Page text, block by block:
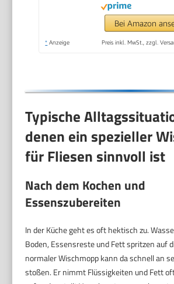
Bei Amazon
* Anzeige Preis inkl. MwSt., zzgl.
Typische
denen ein spezieller
für Fliesen sinnvoll ist
Nach dem Kochen und
Essenszubereiten
In der Küche geht es oft hektisch zu.
Boden, Essensreste und Fett spritzen auf
normaler Wischmopp kann da schnell an
stoßen. Er nimmt Flüssigkeiten und Fett